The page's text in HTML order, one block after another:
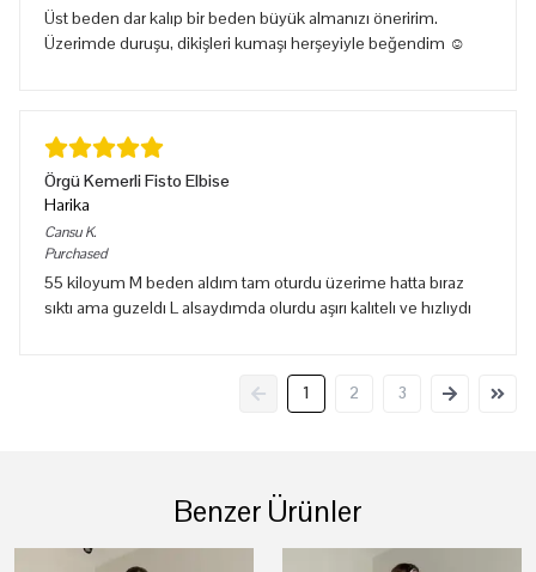
Üst beden dar kalıp bir beden büyük almanızı öneririm.
Üzerimde duruşu, dikişleri kumaşı herşeyiyle beğendim ☺️
Örgü Kemerli Fisto Elbise
Harika
Cansu K.
Purchased
55 kiloyum M beden aldım tam oturdu üzerime hatta bıraz
sıktı ama guzeldı L alsaydımda olurdu aşırı kalıtelı ve hızlıydı
1 2 3
Benzer Ürünler